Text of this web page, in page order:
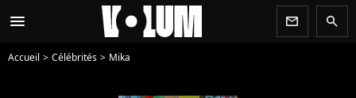
menu newsletter search
Accueil Célébrités Mika